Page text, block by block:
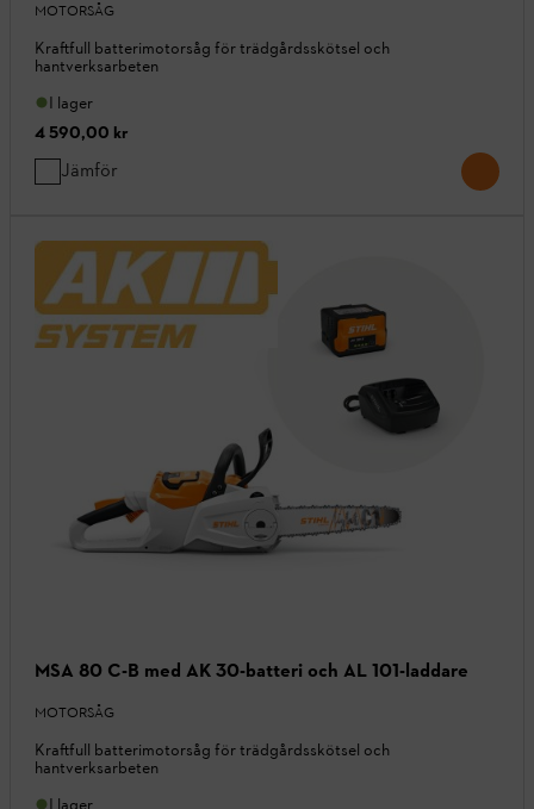
MOTORSÅG
Kraftfull batterimotorsåg för trädgårdsskötsel och
hantverksarbeten
I lager
4 590,00 kr
Jämför
MSA 80 C-B med AK 30-batteri och AL 101-laddare
MOTORSÅG
Kraftfull batterimotorsåg för trädgårdsskötsel och
hantverksarbeten
I lager